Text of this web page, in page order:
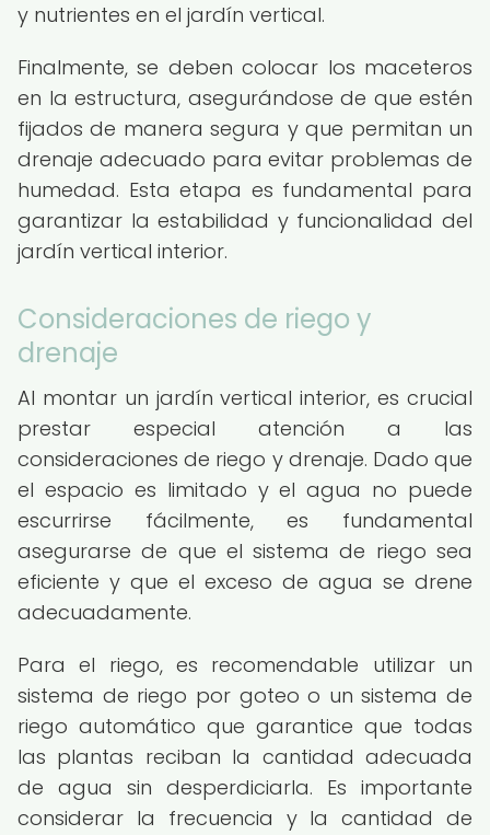
y nutrientes en el jardín vertical.
Finalmente, se deben colocar los maceteros
en la estructura, asegurándose de que estén
fijados de manera segura y que permitan un
drenaje adecuado para evitar problemas de
humedad. Esta etapa es fundamental para
garantizar la estabilidad y funcionalidad del
jardín vertical interior.
Consideraciones de riego y
drenaje
Al montar un jardín vertical interior, es crucial
prestar especial atención a las
consideraciones de riego y drenaje. Dado que
el espacio es limitado y el agua no puede
escurrirse fácilmente, es fundamental
asegurarse de que el sistema de riego sea
eficiente y que el exceso de agua se drene
adecuadamente.
Para el riego, es recomendable utilizar un
sistema de riego por goteo o un sistema de
riego automático que garantice que todas
las plantas reciban la cantidad adecuada
de agua sin desperdiciarla. Es importante
considerar la frecuencia y la cantidad de